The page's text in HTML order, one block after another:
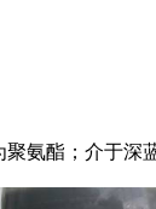
氨酯；介于深